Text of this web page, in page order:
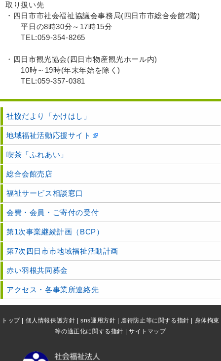
取り扱い先
・四日市市社会福祉協議会事務局(四日市市総合会館2階)
平日の8時30分～17時15分
TEL:059-354-8265
・四日市観光協会(四日市物産観光ホール内)
10時～19時(年末年始を除く)
TEL:059-357-0381
社協だより「かけはし」
地域福祉活動応援サイト
喫茶「ふれあい」
総合会館売店
福祉サービス相談窓口
会費・会員・ご寄付の受付
第1次事業継続計画（BCP）
第7次四日市市地域福祉活動計画
赤い羽根共同募金
アクセス・各事業所連絡先
トップ| 個人情報保護方針 |sns運用方針 虐待防止等に関する指針
身体拘束
等の適正化に関する指針
サイトマップ